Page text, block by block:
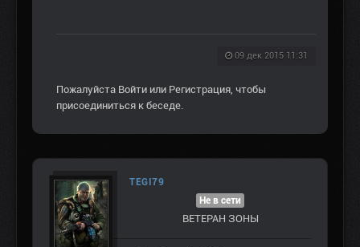
09 дек 2015 11:31
Пожалуйста Войти или Регистрация , чтобы
присоединиться к беседе.
TEGI79
Не в сети
ВЕТЕРАН ЗOНЫ